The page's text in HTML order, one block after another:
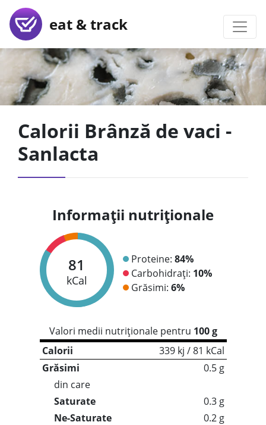
eat & track
Calorii Brânză de vaci -
Sanlacta
Informații nutriționale
81
kCal
Proteine: 84%
Carbohidrați: 10%
Grăsimi: 6%
Valori medii nutriționale pentru 100 g
Calorii
339 kj / 81 kCal
Grăsimi
0.5 g
din care
Saturate
0.3 g
Ne-Saturate
0.2 g